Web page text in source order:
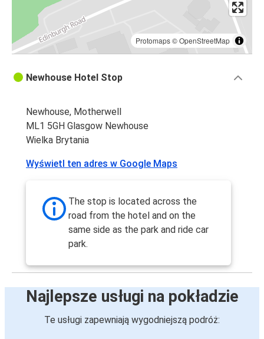
Protomaps©OpenStreetMap
Newhouse Hotel Stop
Newhouse, Motherwell
ML1 5GH Glasgow Newhouse
Wielka Brytania
Wyświetl ten adres w Google Maps
The stop is located across the
road from the hotel and on the
same side as the park and ride car
park.
Najlepsze usługi na pokładzie
Te usługi zapewniają wygodniejszą podróż: